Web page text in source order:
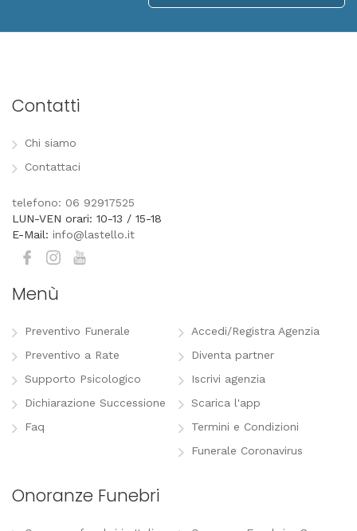
Contatti
Chi siamo
Contattaci
telefono: 06 92917525
LUN-VEN orari: 10-13 / 15-18
E-Mail: info@lastello.it
Menù
Preventivo Funerale
Preventivo a Rate
Supporto Psicologico
Dichiarazione Successione
Faq
Accedi/Registra Agenzia
Diventa partner
Iscrivi agenzia
Scarica l'app
Termini e Condizioni
Funerale Coronavirus
Onoranze Funebri